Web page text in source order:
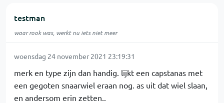
testman
waar rook was, werkt nu iets niet meer
woensdag 24 november 2021 23:19:31
merk en type zijn dan handig. lijkt een capstanas met
een gegoten snaarwiel eraan nog. as uit dat wiel slaan,
en andersom erin zetten..